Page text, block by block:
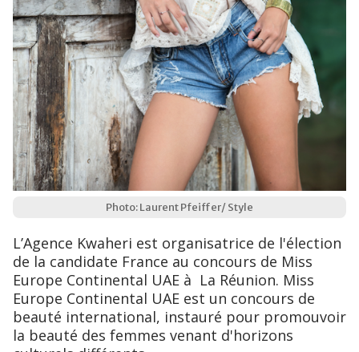
Photo: Laurent Pfeiffer/ Style
L’Agence Kwaheri est organisatrice de l'élection
de la candidate France au concours de Miss
Europe Continental UAE à La Réunion. Miss
Europe Continental UAE est un concours de
beauté international, instauré pour promouvoir
la beauté des femmes venant d'horizons